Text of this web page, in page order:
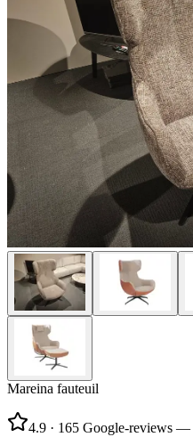
Mareina fauteuil
4.9 · 165 Google-reviews —